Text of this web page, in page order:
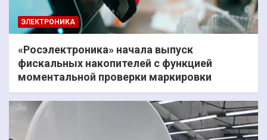
ЭЛЕКТРОНИКА
«Росэлектроника» начала выпуск
фискальных накопителей с функцией
моментальной проверки маркировки